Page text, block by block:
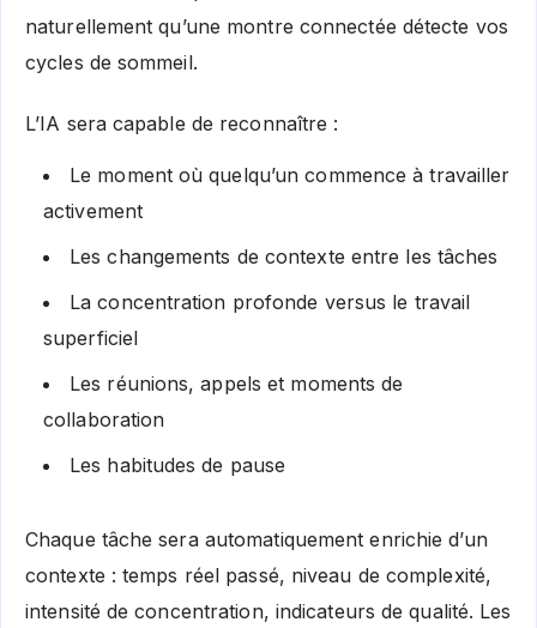
naturellement qu’une montre connectée détecte vos
cycles de sommeil.
L’IA sera capable de reconnaître :
Le moment où quelqu’un commence à travailler
activement
Les changements de contexte entre les tâches
La concentration profonde versus le travail
superficiel
Les réunions, appels et moments de
collaboration
Les habitudes de pause
Chaque tâche sera automatiquement enrichie d’un
contexte : temps réel passé, niveau de complexité,
intensité de concentration, indicateurs de qualité. Les